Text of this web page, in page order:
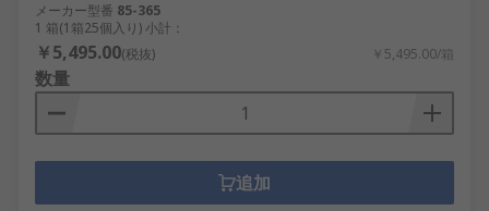
メーカー型番 85-365
1 箱(1箱25個入り) 小計：
￥5,495.00(税抜) ￥5,495.00/箱
数量
追加